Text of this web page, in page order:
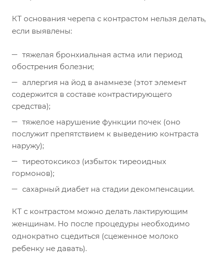
КТ основания черепа с контрастом нельзя делать,
если выявлены:
тяжелая бронхиальная астма или период
обострения болезни;
аллергия на йод в анамнезе (этот элемент
содержится в составе контрастирующего
средства);
тяжелое нарушение функции почек (оно
послужит препятствием к выведению контраста
наружу);
тиреотоксикоз (избыток тиреоидных
гормонов);
сахарный диабет на стадии декомпенсации.
КТ с контрастом можно делать лактирующим
женщинам. Но после процедуры необходимо
однократно сцедиться (сцеженное молоко
ребенку не давать).